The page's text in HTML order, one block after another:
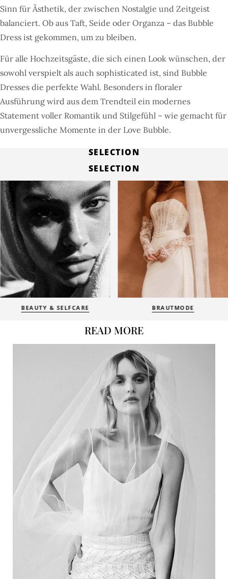
Sinn für Ästhetik, der zwischen Nostalgie und Zeitgeist
balanciert. Ob aus Taft, Seide oder Organza – das Bubble
Dress ist gekommen, um zu bleiben.
Für alle Hochzeitsgäste, die sich einen Look wünschen, der
sowohl verspielt als auch sophisticated ist, sind Bubble
Dresses die perfekte Wahl. Besonders in floraler
Ausführung wird aus dem Trendteil ein modernes
Statement voller Romantik und Stilgefühl – wie gemacht für
unvergessliche Momente in der Love Bubble.
SELECTION
SELECTION
BEAUTY & SELFCARE BRAUTMODE
READ MORE